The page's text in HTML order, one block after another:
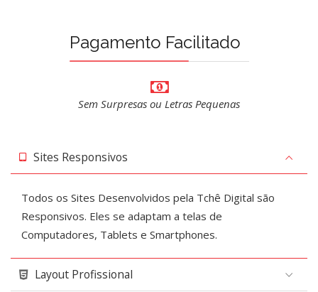
Pagamento Facilitado
Sem Surpresas ou Letras Pequenas
Sites Responsivos
Todos os Sites Desenvolvidos pela Tchê Digital são
Responsivos. Eles se adaptam a telas de
Computadores, Tablets e Smartphones.
Layout Profissional